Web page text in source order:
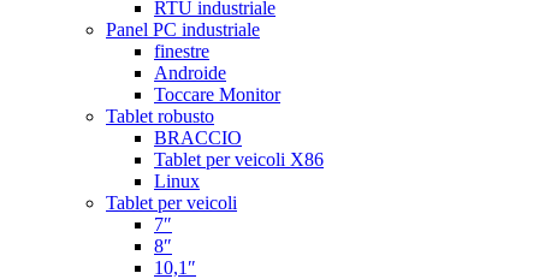
RTU industriale
Panel PC industriale
finestre
Androide
Toccare Monitor
Tablet robusto
BRACCIO
Tablet per veicoli X86
Linux
Tablet per veicoli
7″
8″
10,1″